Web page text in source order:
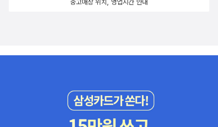
언젠가 마주해야 할 이야기다.혹시, 지금이 그 때일지도...
처를 드러내고, 그 위에 뼈를 붙이고, 살아간다.그래서 그들의 흔들림
은 자리에서 살아남은 이들은 서로를 끌어안고, 다시 살아갈 방법을
시 공동체를 만든다.떠난 사람의 이름을 부르고, 그의 삶을 기억하며,
또다시 서로를 지탱한다.결국 삶이란 끝없는 사랑과 상실의 반복이
다.그리고 그 반복 속에서 우리는 존재를 증명한다.📖서평 요약삶은,
중고매장 위치, 영업시간 안내